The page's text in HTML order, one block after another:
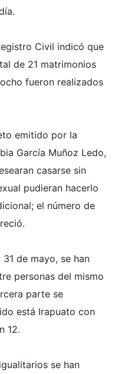
Civil indicó que
de 21 matrimonios
fueron realizados
emitido por la
García Muñoz Ledo,
casarse sin
pudieran hacerlo
el número de
de mayo, se han
personas del mismo
parte se
está Irapuato con
12.
se han